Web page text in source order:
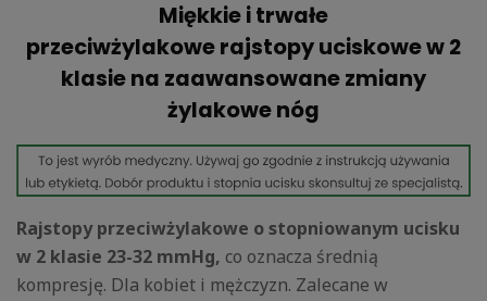
Miękkie i trwałe
przeciwżylakowe rajstopy uciskowe w 2
klasie na zaawansowane zmiany
żylakowe nóg
Rajstopy przeciwżylakowe o stopniowanym ucisku
w 2 klasie 23-32 mmHg, co oznacza średnią
kompresję. Dla kobiet i mężczyzn. Zalecane w